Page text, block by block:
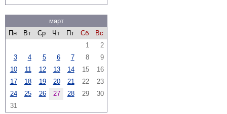
март
Пн
Вт Ср Чт Пт Сб
Вс
1
2
3
4 5 6 7 8
9
10
11 12 13 14 15
16
17
18 19 20 21 22
23
24
25 26 27 28 29
30
31